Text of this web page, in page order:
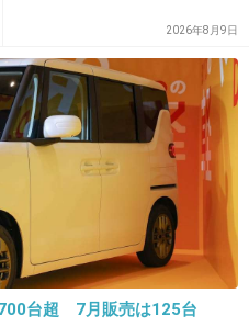
+10 -2
年代で終わりだな
+16
2026年8月9日
台超 7月販売は125台